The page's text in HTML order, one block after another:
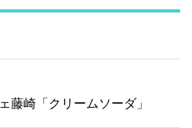
藤崎「クリームソーダ」